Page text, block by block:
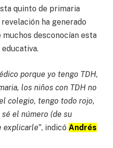
quinto de primaria
ha generado
muchos desconocían esta
porque yo tengo TDH,
los niños con TDH no
colegio, tengo todo rojo,
el número (de su
explicarle”, indicó Andrés